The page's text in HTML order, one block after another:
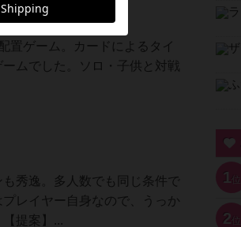
置ゲーム。カードによるタイ
ムでした。ソロ・子供と対戦
秀逸。多人数でも同じ条件で
レイヤー自身なので、うっか
提案】...
1 位
2 位